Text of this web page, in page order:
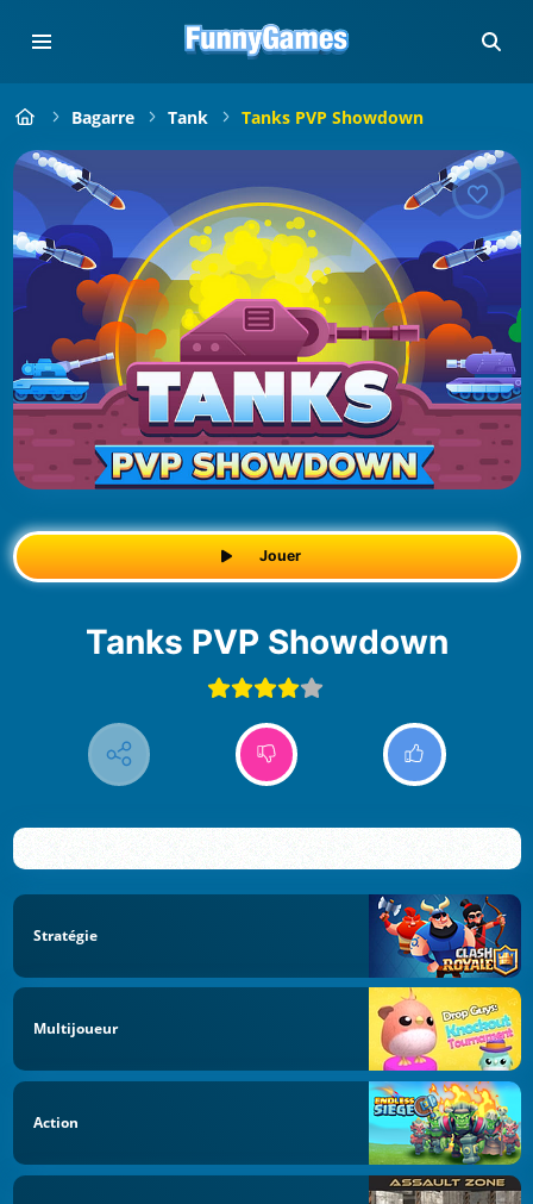
Bagarre Tank Tanks PVP Showdown
Jouer
Tanks PVP Showdown
Stratégie
Multijoueur
Action